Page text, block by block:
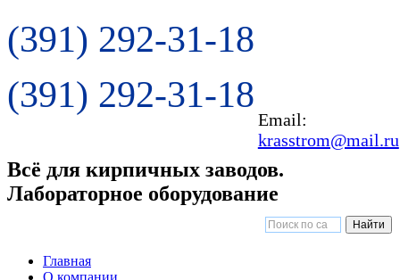
(391) 292-31-18
(391) 292-31-18
Email:
krasstrom@mail.ru
Всё для кирпичных заводов.
Лабораторное оборудование
Главная